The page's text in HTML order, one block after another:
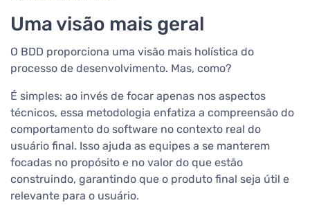
Uma visão mais geral
O BDD proporciona uma visão mais holística do
processo de desenvolvimento. Mas, como?
É simples: ao invés de focar apenas nos aspectos
técnicos, essa metodologia enfatiza a compreensão do
comportamento do software no contexto real do
usuário final. Isso ajuda as equipes a se manterem
focadas no propósito e no valor do que estão
construindo, garantindo que o produto final seja útil e
relevante para o usuário.